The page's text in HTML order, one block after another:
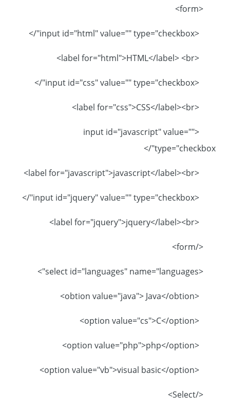
<form>
<input id="html" value="" type="checkbox"/>
<label for="html">HTML</label> <br>
<input id="css" value="" type="checkbox"/>
<label for="css">CSS</label><br>
<input id="javascript" value=""
type="checkbox"/>
<label for="javascript">javascript</label><br>
<input id="jquery" value="" type="checkbox"/>
<label for="jquery">jquery</label><br>
</form>
<select id="languages" name="languages">
<obtion value="java"> Java</obtion>
<option value="cs">C</option>
<option value="php">php</option>
<option value="vb">visual basic</option>
</Select>